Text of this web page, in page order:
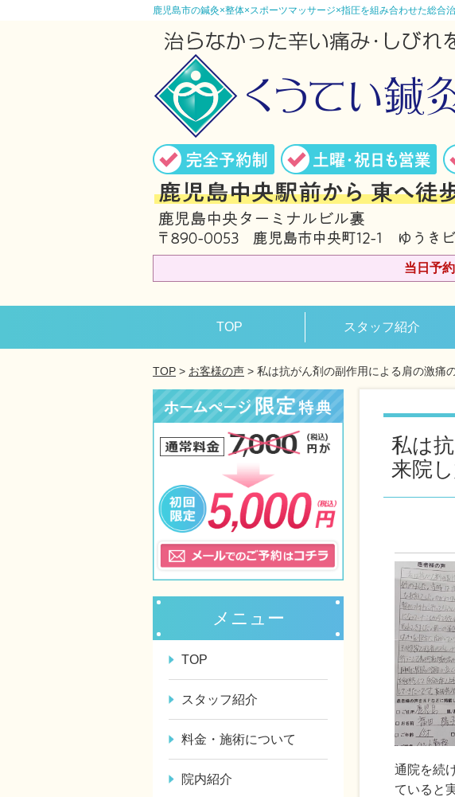
鹿児島市の鍼灸×整体×スポーツマッサージ×指圧を組み合わせた総合
当日予
TOP スタッフ紹介
TOP > お客様の声 > 私は抗がん剤の副作用による肩の激痛
私は
来院
通院を続
ていると
メニュー
TOP
スタッフ紹介
料金・施術について
院内紹介